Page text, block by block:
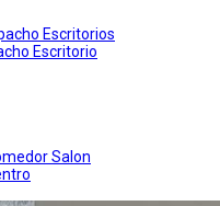
Escritorios
Escritorio
Salon